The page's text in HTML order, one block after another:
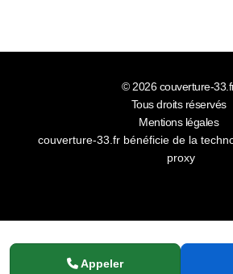
Appeler
© 2026couverture-
Tous droits réservés
Mentions légales
couverture-33.fr bénéficie de la
proxy